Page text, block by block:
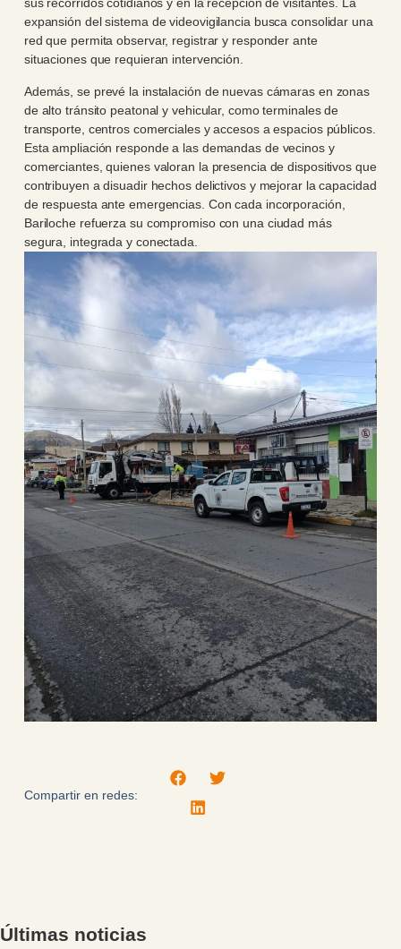
expansión del sistema de videovigilancia busca consolidar una
red que permita observar, registrar y responder ante
situaciones que requieran intervención.
Además, se prevé la instalación de nuevas cámaras en zonas
de alto tránsito peatonal y vehicular, como terminales de
transporte, centros comerciales y accesos a espacios públicos.
Esta ampliación responde a las demandas de vecinos y
comerciantes, quienes valoran la presencia de dispositivos que
contribuyen a disuadir hechos delictivos y mejorar la capacidad
de respuesta ante emergencias. Con cada incorporación,
Bariloche refuerza su compromiso con una ciudad más
segura, integrada y conectada.
Compartir en redes:
Últimas noticias